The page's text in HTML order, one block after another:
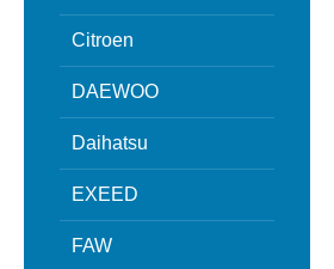
Citroen
DAEWOO
Daihatsu
EXEED
FAW